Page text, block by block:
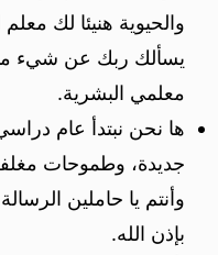
والحيوية هنيئا لك
يسألك ربك عن شيء
معلمي البشرية.
ها نحن نبتدأ عام
جديدة، وطموحات
وأنتم يا حاملين
بإذن الله.